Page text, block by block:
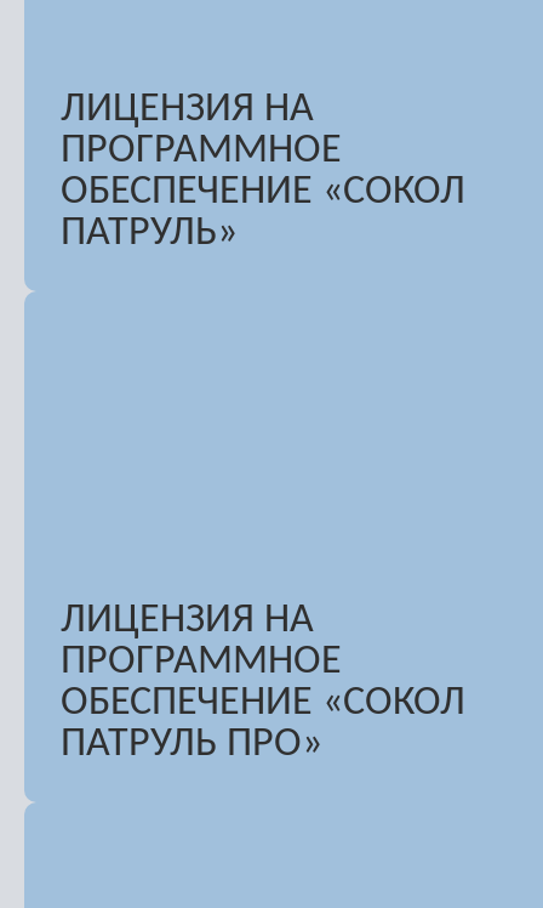
ЛИЦЕНЗИЯ НА
ПРОГРАММНОЕ
ОБЕСПЕЧЕНИЕ «СОКОЛ
ПАТРУЛЬ»
ЛИЦЕНЗИЯ НА
ПРОГРАММНОЕ
ОБЕСПЕЧЕНИЕ «СОКОЛ
ПАТРУЛЬ ПРО»